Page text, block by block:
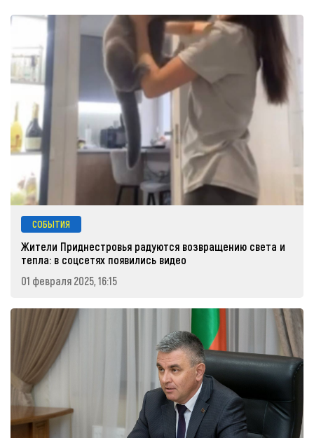
СОБЫТИЯ
Жители Приднестровья радуются возвращению света и
тепла: в соцсетях появились видео
01 февраля 2025, 16:15